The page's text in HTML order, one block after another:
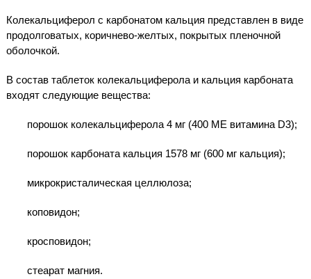
Колекальциферол с карбонатом кальция представлен в виде
продолговатых, коричнево-желтых, покрытых пленочной
оболочкой.
В состав таблеток колекальциферола и кальция карбоната
входят следующие вещества:
порошок колекальциферола 4 мг (400 МЕ витамина D3);
порошок карбоната кальция 1578 мг (600 мг кальция);
микрокристалическая целлюлоза;
коповидон;
кросповидон;
стеарат магния.